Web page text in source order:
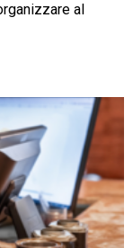
al